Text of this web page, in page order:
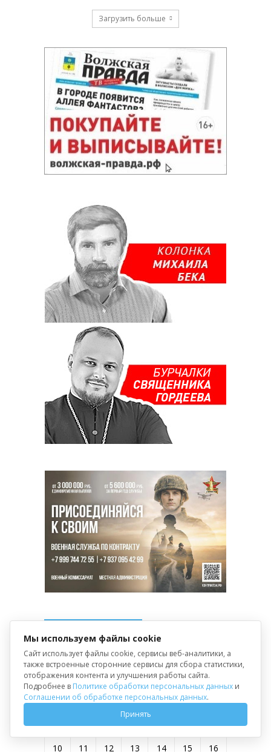
Загрузить больше
Август 2026
Пн Вт Ср Чт Пт Сб Вс
1
2
3
4 5 6 7 8
9
10
11 12 13 14 15 16
Мы используем файлы cookie
Сайт использует файлы cookie, сервисы веб-аналитики, а
также встроенные сторонние сервисы для сбора статистики,
отображения контента и улучшения работы сайта.
Подробнее в Политике обработки персональных данных и
Соглашении об обработке персональных данных.
Принять